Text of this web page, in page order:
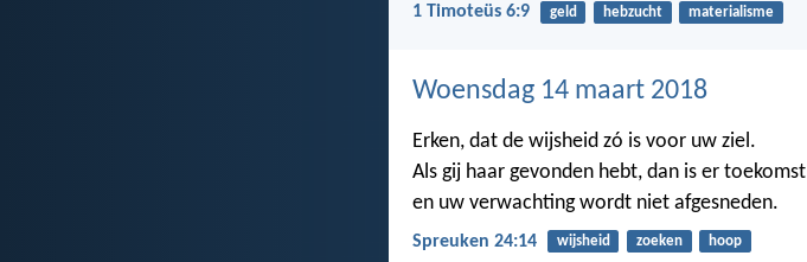
1 Timoteüs 6:9 geld hebzucht materialisme
Woensdag 14 maart 2018
Erken, dat de wijsheid zó is voor uw ziel.
Als gij haar gevonden hebt, dan is er toekomst
en uw verwachting wordt niet afgesneden.
Spreuken 24:14 wijsheid zoeken hoop